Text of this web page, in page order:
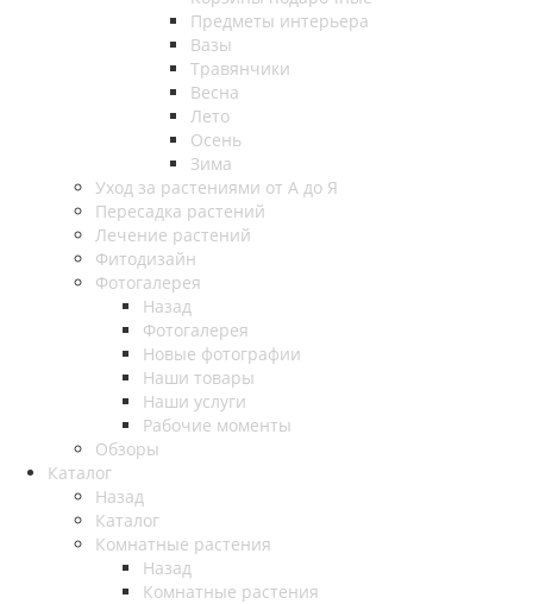
Предметы интерьера
Вазы
Травянчики
Весна
Лето
Осень
Зима
Уход за растениями от А до Я
Пересадка растений
Лечение растений
Фитодизайн
Фотогалерея
Назад
Фотогалерея
Новые фотографии
Наши товары
Наши услуги
Рабочие моменты
Обзоры
Каталог
Назад
Каталог
Комнатные растения
Назад
Комнатные растения